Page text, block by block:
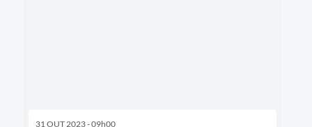
31 OUT 2023 - 09h00